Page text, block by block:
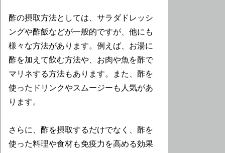
酢の摂取方法としては、サラダドレッシ
ングや酢飯などが一般的ですが、他にも
様々な方法があります。例えば、お湯に
酢を加えて飲む方法や、お肉や魚を酢で
マリネする方法もあります。また、酢を
使ったドリンクやスムージーも人気があ
ります。
さらに、酢を摂取するだけでなく、酢を
使った料理や食材も免疫力を高める効果